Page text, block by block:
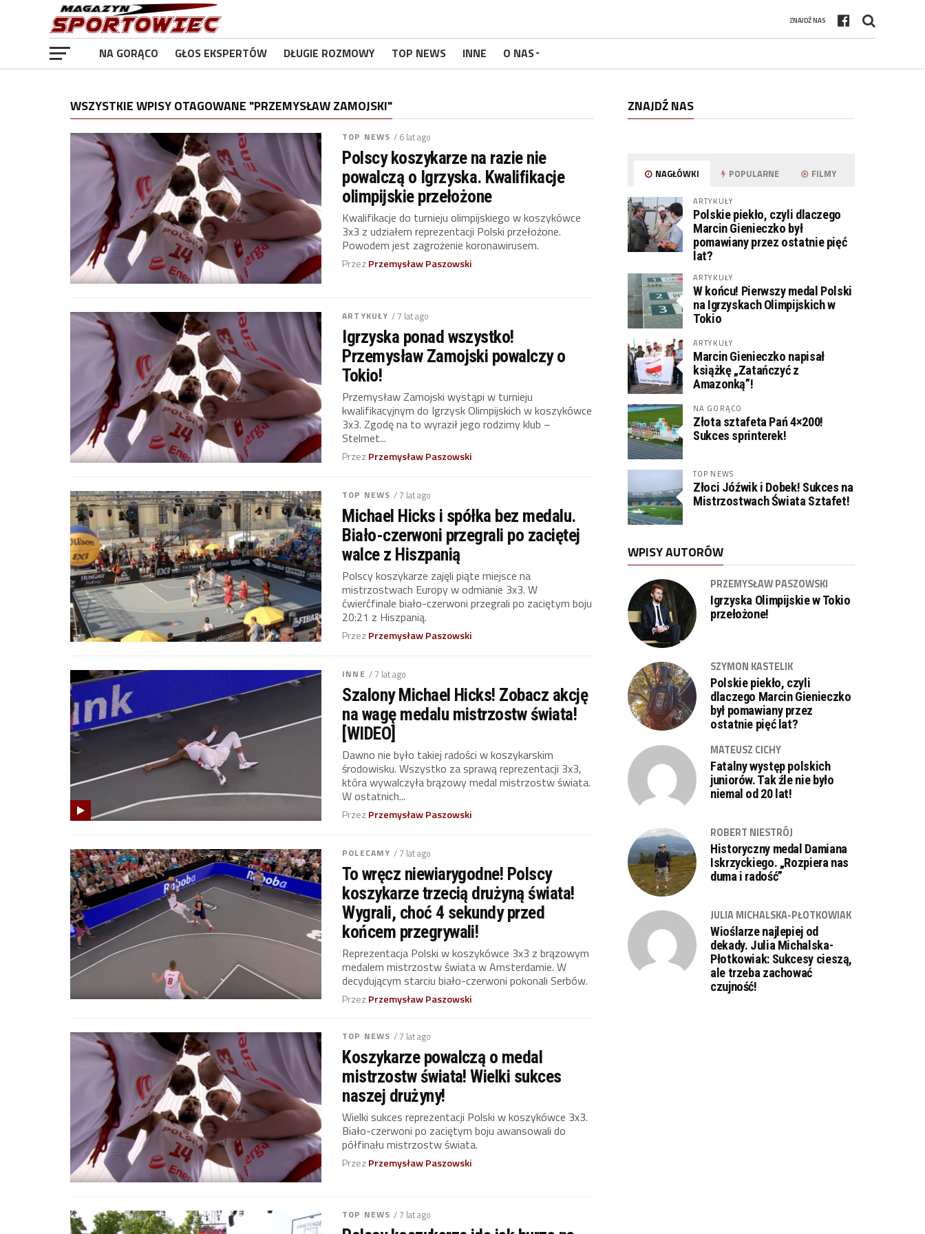
ZNAJDŹ NAS
NA GORĄCO GŁOS EKSPERTÓW DŁUGIE ROZMOWY TOP NEWS INNE O NAS
WSZYSTKIE WPISY OTAGOWANE "PRZEMYSŁAW ZAMOJSKI"
TOP NEWS / 6 lat ago
Polscy koszykarze na razie nie
powalczą o Igrzyska. Kwalifikacje
olimpijskie przełożone
Kwalifikacje do turnieju olimpijskiego w koszykówce
3x3 z udziałem reprezentacji Polski przełożone.
Powodem jest zagrożenie koronawirusem.
PrzezPrzemysław Paszowski
ARTYKUŁY / 7 lat ago
Igrzyska ponad wszystko!
Przemysław Zamojski powalczy o
Tokio!
Przemysław Zamojski wystąpi w turnieju
kwalifikacyjnym do Igrzysk Olimpijskich w koszykówce
3x3. Zgodę na to wyraził jego rodzimy klub –
Stelmet...
PrzezPrzemysław Paszowski
TOP NEWS / 7 lat ago
Michael Hicks i spółka bez medalu.
Biało-czerwoni przegrali po zaciętej
walce z Hiszpanią
Polscy koszykarze zajęli piąte miejsce na
mistrzostwach Europy w odmianie 3x3. W
ćwierćfinale biało-czerwoni przegrali po zaciętym boju
20:21 z Hiszpanią.
PrzezPrzemysław Paszowski
INNE / 7 lat ago
Szalony Michael Hicks! Zobacz akcję
na wagę medalu mistrzostw świata!
[WIDEO]
Dawno nie było takiej radości w koszykarskim
środowisku. Wszystko za sprawą reprezentacji 3x3,
która wywalczyła brązowy medal mistrzostw świata.
W ostatnich...
PrzezPrzemysław Paszowski
POLECAMY / 7 lat ago
To wręcz niewiarygodne! Polscy
koszykarze trzecią drużyną świata!
Wygrali, choć 4 sekundy przed
końcem przegrywali!
Reprezentacja Polski w koszykówce 3x3 z brązowym
medalem mistrzostw świata w Amsterdamie. W
decydującym starciu biało-czerwoni pokonali Serbów.
PrzezPrzemysław Paszowski
TOP NEWS / 7 lat ago
Koszykarze powalczą o medal
mistrzostw świata! Wielki sukces
naszej drużyny!
Wielki sukces reprezentacji Polski w koszykówce 3x3.
Biało-czerwoni po zaciętym boju awansowali do
półfinału mistrzostw świata.
PrzezPrzemysław Paszowski
TOP NEWS / 7 lat ago
ZNAJDŹ NAS
NAGŁÓWKI POPULARNE FILMY
ARTYKUŁY
Polskie piekło, czyli dlaczego
Marcin Gienieczko był
pomawiany przez ostatnie pięć
lat?
ARTYKUŁY
W końcu! Pierwszy medal Polski
na Igrzyskach Olimpijskich w
Tokio
ARTYKUŁY
Marcin Gienieczko napisał
książkę „Zatańczyć z
Amazonką”!
NA GORĄCO
Złota sztafeta Pań 4×200!
Sukces sprinterek!
TOP NEWS
Złoci Jóźwik i Dobek! Sukces na
Mistrzostwach Świata Sztafet!
WPISY AUTORÓW
PRZEMYSŁAW PASZOWSKI
Igrzyska Olimpijskie w Tokio
przełożone!
SZYMON KASTELIK
Polskie piekło, czyli
dlaczego Marcin Gienieczko
był pomawiany przez
ostatnie pięć lat?
MATEUSZ CICHY
Fatalny występ polskich
juniorów. Tak źle nie było
niemal od 20 lat!
ROBERT NIESTRÓJ
Historyczny medal Damiana
Iskrzyckiego. „Rozpiera nas
duma i radość”
JULIA MICHALSKA-PŁOTKOWIAK
Wioślarze najlepiej od
dekady. Julia Michalska-
Płotkowiak: Sukcesy cieszą,
ale trzeba zachować
czujność!